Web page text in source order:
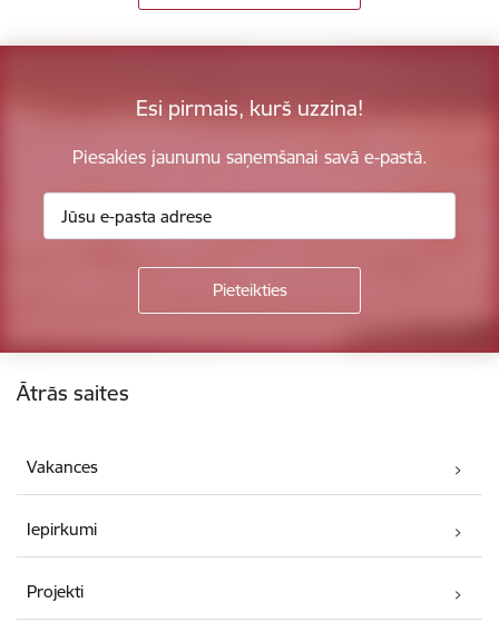
Esi pirmais, kurš uzzina!
Piesakies jaunumu saņemšanai savā e-pastā.
Ātrās saites
Vakances
Iepirkumi
Projekti